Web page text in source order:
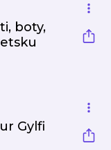
boty,
Gylfi